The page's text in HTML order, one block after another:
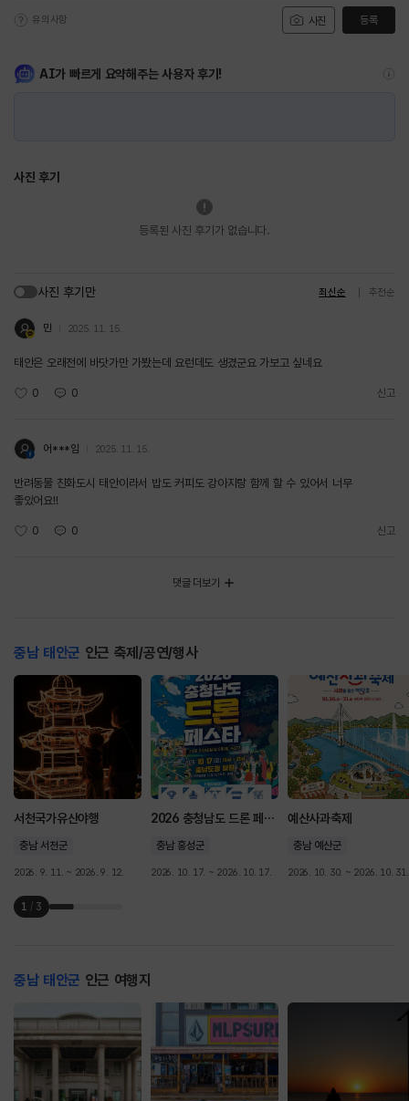
사진
유의사항 등록
AI가 빠르게 요약해주는 사용자 후기!
사진 후기
등록된 사진 후기가 없습니다.
사진 후기만 최신순 추천순
민 2025. 11. 15.
태안은 오래전에 바닷가만 가봤는데 요런데도 생겼군요 가보고 싶네요
0 0 신고
어***임 2025. 11. 15.
반려동물 친화도시 태안이라서 밥도 커피도 강아지랑 함께 할 수 있어서 너무
좋았어요!!
0 0 신고
댓글 더보기
충남 태안군 인근 축제/공연/행사
서천국가유산야행
충남 서천군
2026. 9. 11. ~ 2026. 9. 12.
2026 충청남도 드론 페스타
충남 홍성군
2026. 10. 17. ~ 2026. 10. 17.
예산사과축제
충남 예산군
2026. 10. 30. ~ 2026. 10. 31.
1 / 3
충남 태안군 인근 여행지